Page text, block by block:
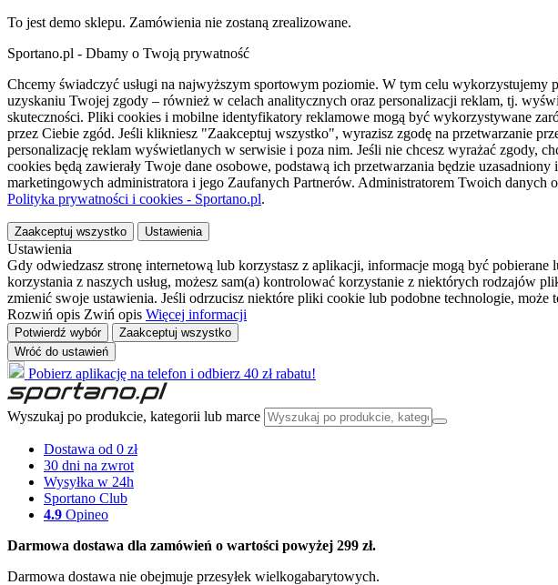
To jest demo sklepu. Zamówienia nie zostaną zrealizowane.
Sportano.pl - Dbamy o Twoją prywatność
Chcemy świadczyć usługi na najwyższym sportowym poziomie. W tym celu
uzyskaniu Twojej zgody – również w celach analitycznych oraz personalizacji reklam, tj.
skuteczności. Pliki cookies i mobilne identyfikatory reklamowe mogą być wykorzystywane
przez Ciebie zgód. Jeśli klikniesz "Zaakceptuj wszystko", wyrazisz zgodę na przetwarzanie
personalizację reklam wyświetlanych w serwisie i poza nim. Jeśli nie chcesz wyrażać zgody,
cookies będą zawierały Twoje dane osobowe, podstawą ich przetwarzania będzie
marketingowych administratora i jego Zaufanych Partnerów. Administratorem Twoich danych
Polityka prywatności i cookies - Sportano.pl.
Zaakceptuj wszystko Ustawienia
Ustawienia
Gdy odwiedzasz stronę internetową lub korzystasz z aplikacji, informacje mogą być
korzystania z naszych usług, możesz sam(a) kontrolować korzystanie z niektórych
zmienić swoje ustawienia. Jeśli odrzucisz niektóre pliki cookie lub podobne technologie,
Rozwiń opis Zwiń opis Więcej informacji
Potwierdź wybór
Zaakceptuj wszystko
Wróć do ustawień
Pobierz aplikację na telefon i odbierz 40 zł rabatu!
Wyszukaj po produkcie, kategorii lub marce
Dostawa od 0 zł
30 dni na zwrot
Wysyłka w 24h
Sportano Club
4.9 Opineo
Darmowa dostawa dla zamówień o wartości powyżej 299 zł.
Darmowa dostawa nie obejmuje przesyłek wielkogabarytowych.